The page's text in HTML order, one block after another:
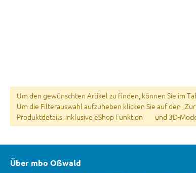
Um den gewünschten Artikel zu finden, können Sie im
Um die Filterauswahl aufzuheben klicken Sie auf den
Produktdetails, inklusive eShop Funktion
und 3D-
Über mbo Oßwald